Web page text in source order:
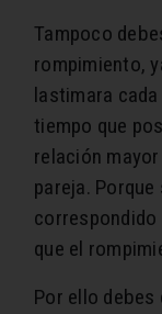
Tampoco
rompimiento,
lastimara
tiempo que
relación
pareja.
correspondido
que el
Por ello